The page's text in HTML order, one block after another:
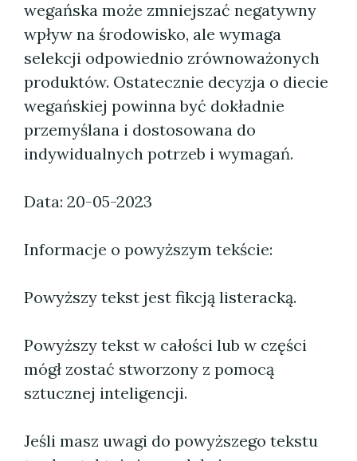
wegańska może zmniejszać negatywny
wpływ na środowisko, ale wymaga
selekcji odpowiednio zrównoważonych
produktów. Ostatecznie decyzja o diecie
wegańskiej powinna być dokładnie
przemyślana i dostosowana do
indywidualnych potrzeb i wymagań.
Data: 20-05-2023
Informacje o powyższym tekście:
Powyższy tekst jest fikcją listeracką.
Powyższy tekst w całości lub w części
mógł zostać stworzony z pomocą
sztucznej inteligencji.
Jeśli masz uwagi do powyższego tekstu